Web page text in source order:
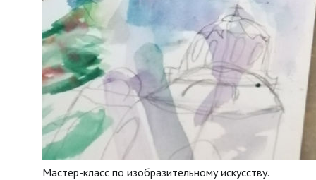
Мастер-класс по изобразительному искусству.